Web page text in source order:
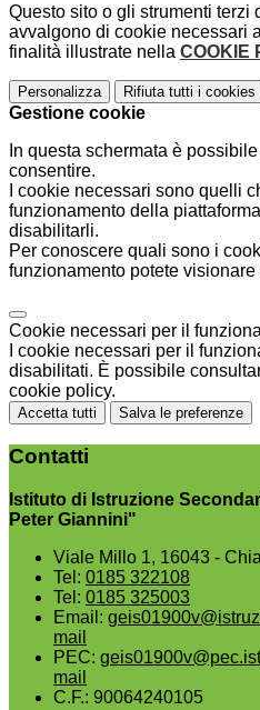
Questo sito o gli strumenti terzi
avvalgono di cookie necessari
finalità illustrate nella COOKIE
Personalizza Rifiuta tutti i cookies
Gestione cookie
In questa schermata è
consentire.
I cookie necessari sono quelli
funzionamento della
disabilitarli.
Per conoscere quali sono i
funzionamento potete visionare
Cookie necessari per il
I cookie necessari per il
disabilitati. È possibile
cookie policy.
Accetta tutti Salva le preferenze
Contatti
Istituto di Istruzione
Peter Giannini"
Viale Millo 1, 16043 -
Tel: 0185 322108
Tel: 0185 325003
Email:
mail
PEC:
mail
C.F.: 90064240105